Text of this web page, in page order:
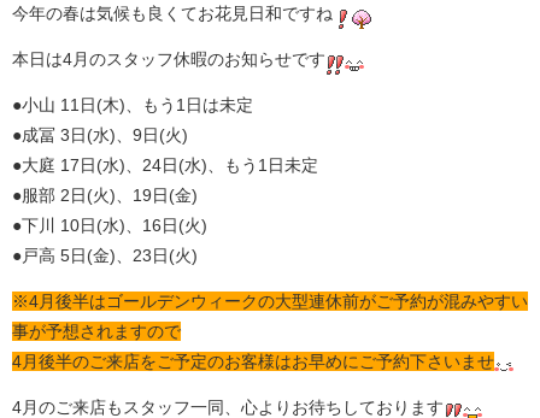
今年の春は気候も良くてお花見日和ですね
本日は4月のスタッフ休暇のお知らせです
●小山 11日(木)、もう1日は未定
●成冨 3日(水)、9日(火)
●大庭 17日(水)、24日(水)、もう1日未定
●服部 2日(火)、19日(金)
●下川 10日(水)、16日(火)
●戸高 5日(金)、23日(火)
※4月後半はゴールデンウィークの大型連休前がご予約が混みやすい
事が予想されますので
4月後半のご来店をご予定のお客様はお早めにご予約下さいませ
4月のご来店もスタッフ一同、心よりお待ちしております